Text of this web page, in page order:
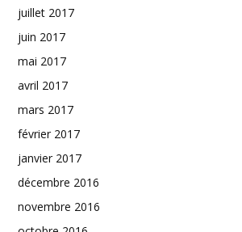
juillet 2017
juin 2017
mai 2017
avril 2017
mars 2017
février 2017
janvier 2017
décembre 2016
novembre 2016